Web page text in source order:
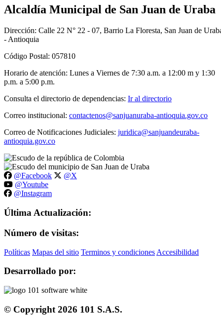
Alcaldía Municipal de San Juan de Uraba
Dirección: Calle 22 N° 22 - 07, Barrio La Floresta, San Juan de
- Antioquia
Código Postal: 057810
Horario de atención: Lunes a Viernes de 7:30 a.m. a 12:00 m y 1:30
p.m. a 5:00 p.m.
Consulta el directorio de dependencias: Ir al directorio
Correo institucional: contactenos@sanjuanuraba-antioquia.gov.co
Correo de Notificaciones Judiciales: juridica@sanjuandeuraba-
antioquia.gov.co
@Facebook
@X
@Youtube
@Instagram
Última Actualización:
Número de visitas:
Políticas Mapas del sitio Terminos y condiciones Accesibilidad
Desarrollado por:
© Copyright 2026 101 S.A.S.